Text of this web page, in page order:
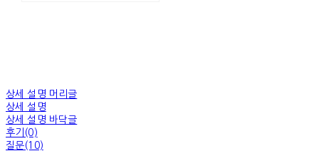
상세 설명 머리글
상세 설명
상세 설명 바닥글
후기(0)
질문(10)